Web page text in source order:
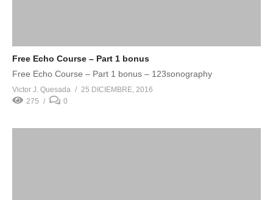
Free Echo Course – Part 1 bonus
Free Echo Course – Part 1 bonus – 123sonography
Victor J. Quesada
25 DICIEMBRE, 2016
275
0